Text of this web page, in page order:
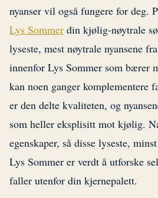
nyanser vil også fungere for deg.
Lys Sommer din kjølig-nøytrale
lyseste, mest nøytrale nyansene
innenfor Lys Sommer som bærer
kan noen ganger komplementere
er den delte kvaliteten, og
som heller eksplisitt mot kjølig.
egenskaper, så disse lyseste,
Lys Sommer er verdt å utforske
faller utenfor din kjernepalett.